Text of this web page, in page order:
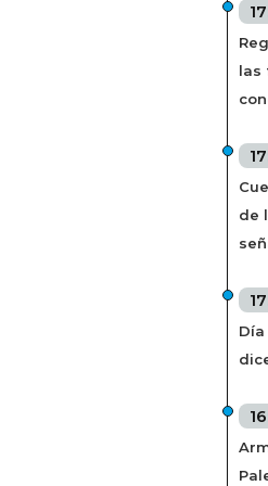
las
de